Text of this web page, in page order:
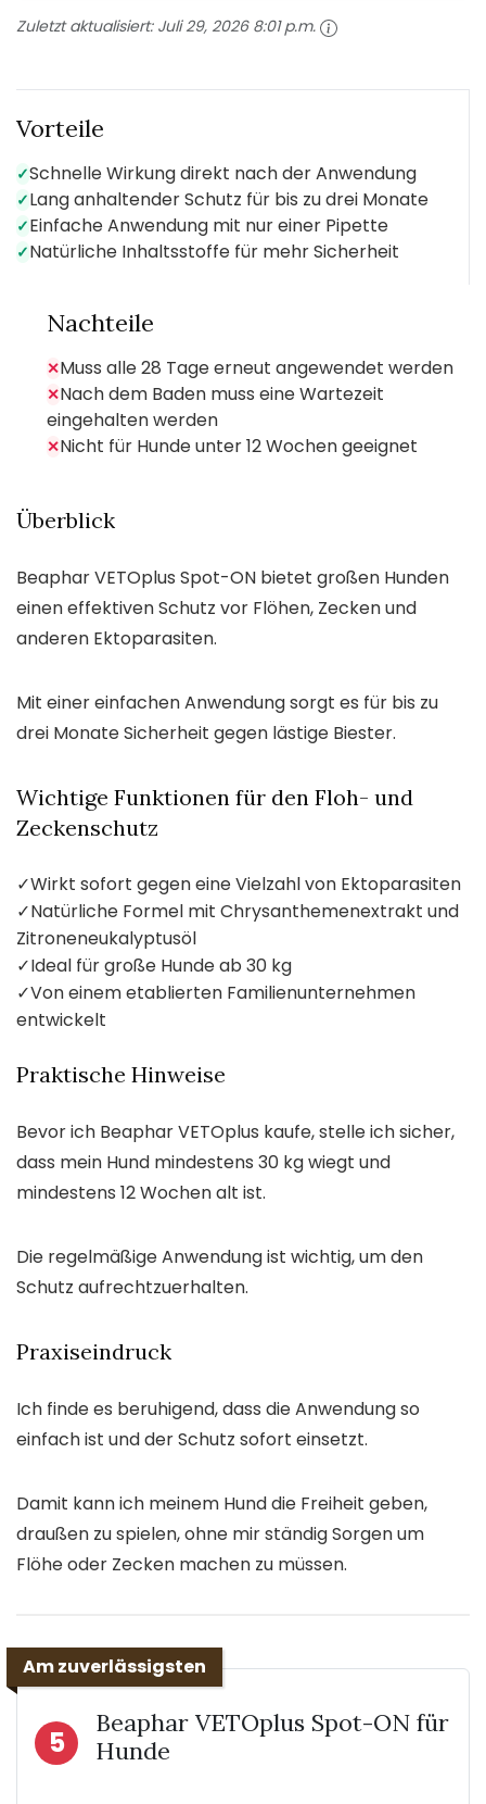
Zuletzt aktualisiert: Juli 29, 2026 8:01 p.m.
Vorteile
✓Schnelle Wirkung direkt nach der Anwendung
✓Lang anhaltender Schutz für bis zu drei Monate
✓Einfache Anwendung mit nur einer Pipette
✓Natürliche Inhaltsstoffe für mehr Sicherheit
Nachteile
✕Muss alle 28 Tage erneut angewendet werden
✕Nach dem Baden muss eine Wartezeit
eingehalten werden
✕Nicht für Hunde unter 12 Wochen geeignet
Überblick
Beaphar VETOplus Spot-ON bietet großen Hunden
einen effektiven Schutz vor Flöhen, Zecken und
anderen Ektoparasiten.
Mit einer einfachen Anwendung sorgt es für bis zu
drei Monate Sicherheit gegen lästige Biester.
Wichtige Funktionen für den Floh- und
Zeckenschutz
✓Wirkt sofort gegen eine Vielzahl von Ektoparasiten
✓Natürliche Formel mit Chrysanthemenextrakt und
Zitroneneukalyptusöl
✓Ideal für große Hunde ab 30 kg
✓Von einem etablierten Familienunternehmen
entwickelt
Praktische Hinweise
Bevor ich Beaphar VETOplus kaufe, stelle ich sicher,
dass mein Hund mindestens 30 kg wiegt und
mindestens 12 Wochen alt ist.
Die regelmäßige Anwendung ist wichtig, um den
Schutz aufrechtzuerhalten.
Praxiseindruck
Ich finde es beruhigend, dass die Anwendung so
einfach ist und der Schutz sofort einsetzt.
Damit kann ich meinem Hund die Freiheit geben,
draußen zu spielen, ohne mir ständig Sorgen um
Flöhe oder Zecken machen zu müssen.
Am zuverlässigsten
5
Beaphar VETOplus Spot-ON für
Hunde